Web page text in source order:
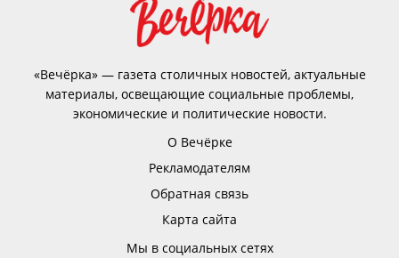
«Вечёрка» — газета столичных новостей, актуальные
материалы, освещающие социальные проблемы,
экономические и политические новости.
О Вечёрке
Рекламодателям
Обратная связь
Карта сайта
Мы в социальных сетях